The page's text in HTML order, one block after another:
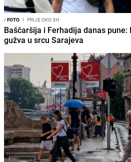
/FOTO I PRIJE OKO 3H
Baščaršija i Ferhadija danas pune:
gužva u srcu Sarajeva